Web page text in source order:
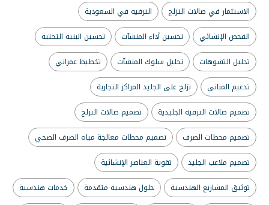
الاستثمار في صالات التزلج
الترفيه في السعودية
الفحص الإنشائي
تحسين أداء المنشآت
تحسين البنية التحتية
تحليل التشوهات
تحليل سلوك المنشآت
تخطيط عمراني
تدعيم المباني
تزلج على الجليد المراكز التجارية
تصميم صالات الترفيه الجليدية
تصميم صالات التزلج
تصميم محطات الصرف
تصميم محطات معالجة مياه الصرف الصحي
تصميم ملاعب الجليد
تقوية العناصر الإنشائية
توثيق المشاريع الهندسية
حلول هندسية متقدمة
خدمات هندسية